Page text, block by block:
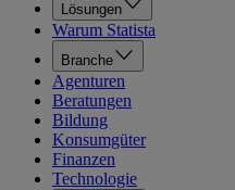
Lösungen
Warum Statista
Branche
Agenturen
Beratungen
Bildung
Konsumgüter
Finanzen
Technologie